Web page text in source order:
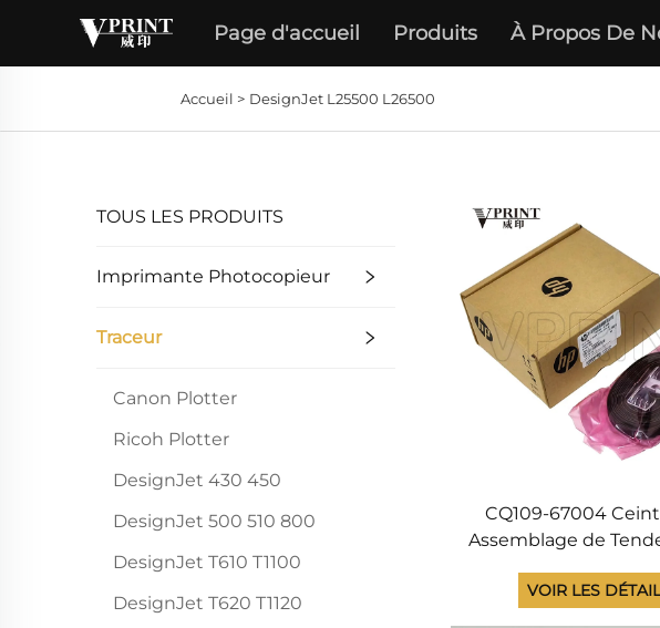
Page d'accueil Produits À Propos De
Accueil > DesignJet L25500 L26500
TOUS LES PRODUITS
Imprimante Photocopieur
Traceur
Canon Plotter
Ricoh Plotter
DesignJet 430 450
DesignJet 500 510 800
DesignJet T610 T1100
DesignJet T620 T1120
CQ109-67004
Assemblage de
4050 4500 4520
VOIR LES